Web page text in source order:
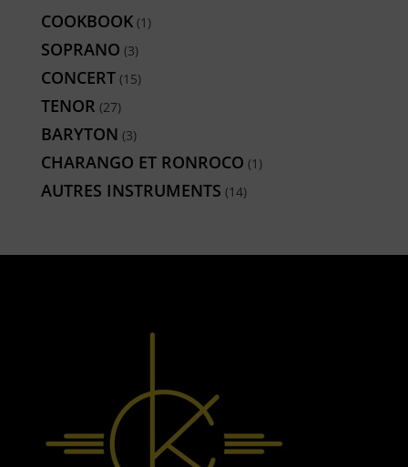
COOKBOOK 1 1
SOPRANO 33
CONCERT 1515
TENOR 2727
produits
BARYTON 33
produits
CHARANGO ET RONROCO 1 1
AUTRES INSTRUMENTS 1414